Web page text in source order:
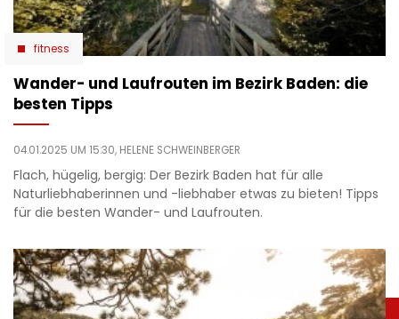
fitness
Wander- und Laufrouten im Bezirk Baden: die
besten Tipps
04.01.2025 UM 15:30, HELENE SCHWEINBERGER
Flach, hügelig, bergig: Der Bezirk Baden hat für alle
Naturliebhaberinnen und -liebhaber etwas zu bieten! Tipps
für die besten Wander- und Laufrouten.